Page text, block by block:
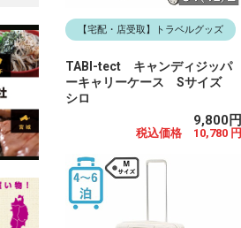
【宅配・店受取】トラベルグッズ
TABI-tect キャンディジッパ
ーキャリーケース Sサイズ
シロ
9,800円
税込価格 10,780 円